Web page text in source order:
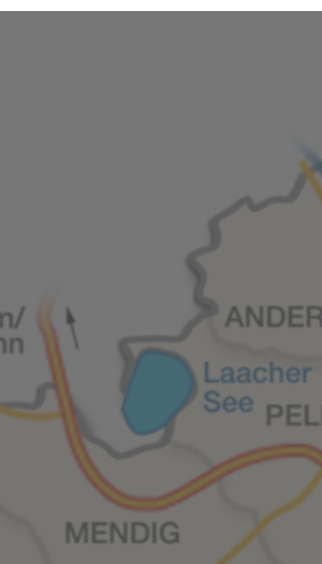
Statistik
Wir verwenden Cookies für Personalisierung, um Ihnen
beispielsweise Angebote präsentieren, die genau auf Ihr
Gesundheitsangebote